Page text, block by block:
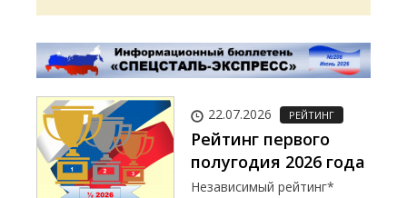
22.07.2026 РЕЙТИНГ
Рейтинг первого
полугодия 2026 года
Независимый рейтинг*